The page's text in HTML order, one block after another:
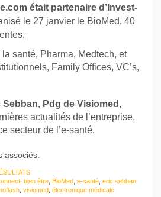
était partenaire d’Invest-
le 27 janvier le BioMed, 40
santé, Pharma, Medtech, et
Family Offices, VC’s,
Sebban, Pdg de Visiomed ,
actualités de l’entreprise,
secteur de l’e-santé.
associés.
bien être BioMed e-santé eric sebban
visiomed électronique médicale